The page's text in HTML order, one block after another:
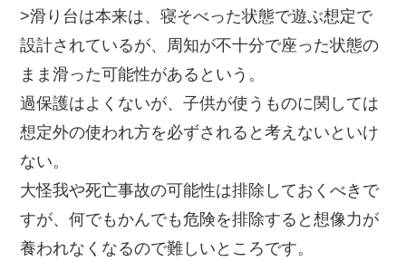
>滑り台は本来は、寝そべった状態で遊ぶ想定で
設計されているが、周知が不十分で座った状態の
まま滑った可能性があるという。
過保護はよくないが、子供が使うものに関しては
想定外の使われ方を必ずされると考えないといけ
ない。
大怪我や死亡事故の可能性は排除しておくべきで
すが、何でもかんでも危険を排除すると想像力が
養われなくなるので難しいところです。